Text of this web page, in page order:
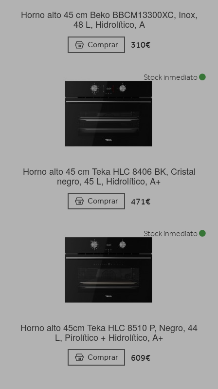
Horno alto 45 cm Beko BBCM13300XC, Inox,
48 L, Hidrolítico, A
Comprar 310€
Horno alto 45 cm Teka HLC 8406 BK, Cristal
negro, 45 L, Hidrolítico, A+
Comprar 471€
Stock inmediato
Horno alto 45cm Teka HLC 8510 P, Negro, 44
L, Pirolítico + Hidrolítico, A+
Comprar 609€
Stock inmediato